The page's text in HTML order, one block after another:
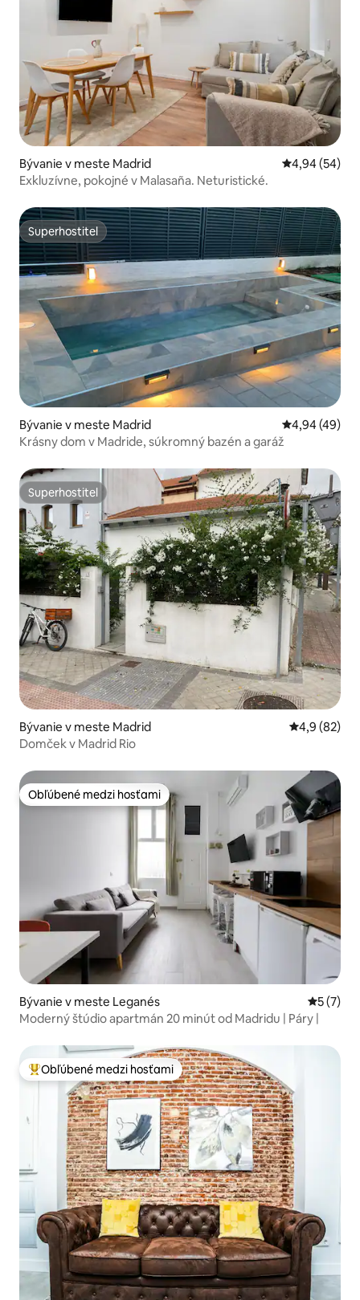
Bývanie v meste Madrid Priemerné
4,94 (54)
Exkluzívne, pokojné v Malasaña. Neturistické.
Superhostiteľ
Superhostiteľ
Bývanie v meste Madrid Priemerné
4,94 (49)
Krásny dom v Madride, súkromný bazén a garáž
Superhostiteľ
Superhostiteľ
Bývanie v meste Madrid Priemerné
4,9 (82)
Domček v Madrid Rio
Obľúbené medzi hosťami
Obľúbené medzi hosťami
Bývanie v meste Leganés
5 (7)
Moderný štúdio apartmán 20 minút od Madridu | Páry |
Najobľúbenejšie medzi hosťami
Obľúbené medzi hosťami